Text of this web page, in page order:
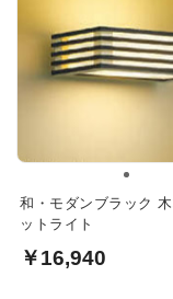
和・モダンブラック
ットライト
￥16,940